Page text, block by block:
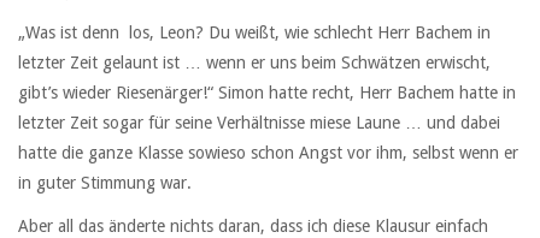
„Was ist denn los, Leon? Du weißt, wie schlecht Herr Bachem in
letzter Zeit gelaunt ist … wenn er uns beim Schwätzen erwischt,
gibt’s wieder Riesenärger!“ Simon hatte recht, Herr Bachem hatte in
letzter Zeit sogar für seine Verhältnisse miese Laune … und dabei
hatte die ganze Klasse sowieso schon Angst vor ihm, selbst wenn er
in guter Stimmung war.
Aber all das änderte nichts daran, dass ich diese Klausur einfach